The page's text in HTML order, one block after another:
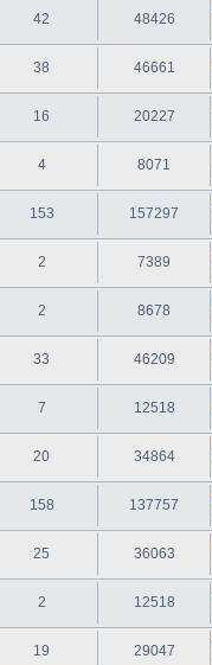
42 48426
38 46661
16 20227
4 8071
153 157297
2 7389
2 8678
33 46209
7 12518
20 34864
158 137757
25 36063
2 12518
19 29047